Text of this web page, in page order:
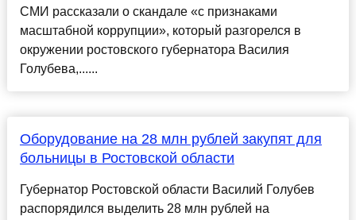
СМИ рассказали о скандале «с признаками
масштабной коррупции», который разгорелся в
окружении ростовского губернатора Василия
Голубева,......
Оборудование на 28 млн рублей закупят для
больницы в Ростовской области
Губернатор Ростовской области Василий Голубев
распорядился выделить 28 млн рублей на